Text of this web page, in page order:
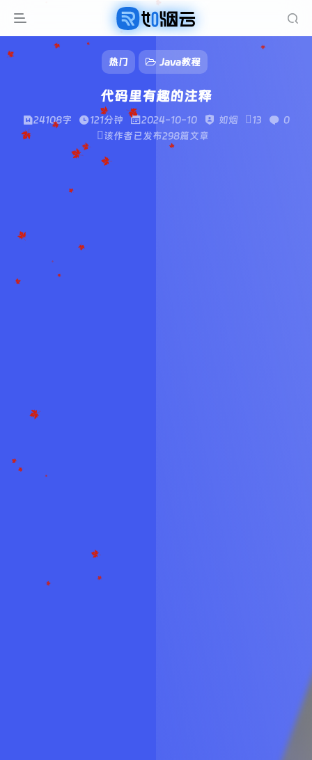
热门 Java教程
代码里有趣的注释
24108字 121分钟 2024-10-10 如烟 13
0
该作者已发布298篇文章